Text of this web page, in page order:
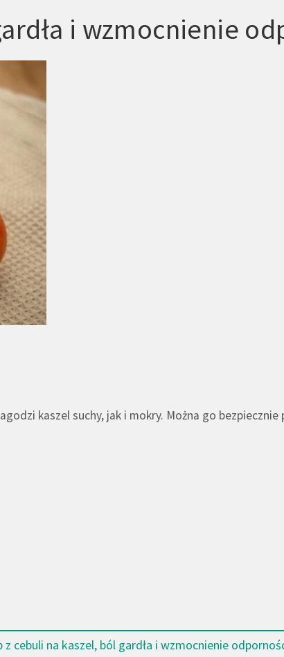
i wzmocnienie
kaszel suchy, jak i mokry. Można go
z cebuli na kaszel, ból gardła i wzmocnienie